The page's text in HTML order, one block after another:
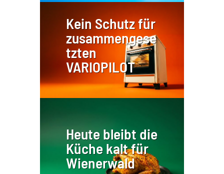
Kein Schutz für
zusammengese
tzten
VARIOPILOT
Heute bleibt die
Küche kalt für
Wienerwald